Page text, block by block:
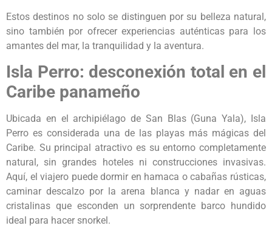
Estos destinos no solo se distinguen por su belleza natural,
sino también por ofrecer experiencias auténticas para los
amantes del mar, la tranquilidad y la aventura.
Isla Perro: desconexión total en el
Caribe panameño
Ubicada en el archipiélago de San Blas (Guna Yala), Isla
Perro es considerada una de las playas más mágicas del
Caribe. Su principal atractivo es su entorno completamente
natural, sin grandes hoteles ni construcciones invasivas.
Aquí, el viajero puede dormir en hamaca o cabañas rústicas,
caminar descalzo por la arena blanca y nadar en aguas
cristalinas que esconden un sorprendente barco hundido
ideal para hacer snorkel.